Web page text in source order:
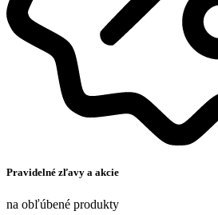
Pravidelné zľavy a akcie
na obľúbené produkty